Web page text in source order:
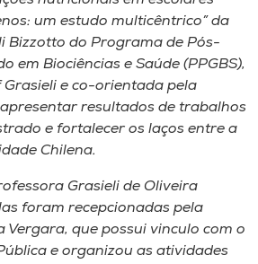
um estudo multicêntrico” da
Bizzotto do Programa de Pós-
em Biociências e Saúde (PPGBS),
e co-orientada pela
resultados de trabalhos
e fortalecer os laços entre a
Chilena.
Grasieli de Oliveira
foram recepcionadas pela
Vergara, que possui vinculo com o
e organizou as atividades